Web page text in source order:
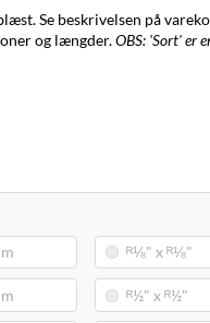
Se beskrivelsen på
og længder.OBS: 'Sort' er